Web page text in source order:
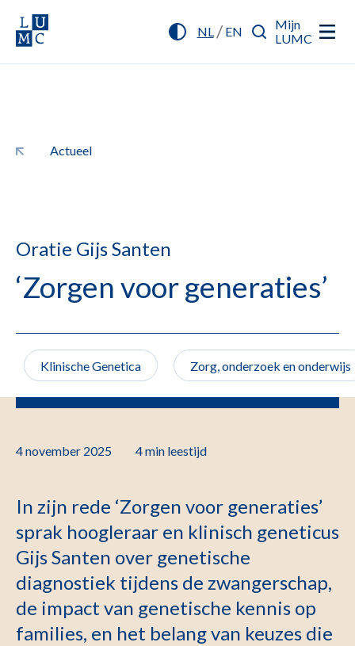
NL/ EN
Mijn
LUMC
Actueel
Oratie Gijs Santen
‘Zorgen voor generaties’
Klinische Genetica Zorg, onderzoek en onderwijs
4 november 2025 4 min leestijd
In zijn rede ‘Zorgen voor generaties’
sprak hoogleraar en klinisch geneticus
Gijs Santen over genetische
diagnostiek tijdens de zwangerschap,
de impact van genetische kennis op
families, en het belang van keuzes die